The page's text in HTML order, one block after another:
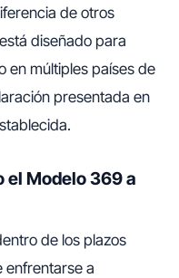
de otros
diseñado para
en múltiples países de
presentada en
el Modelo 369 a
de los plazos
enfrentarse a